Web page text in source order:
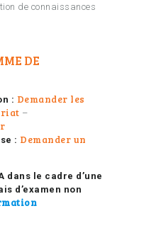
de connaissances
DE
: Demander les
–
: Demander un
dans le cadre d’une
d’examen non